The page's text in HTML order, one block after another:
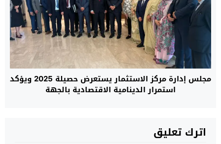
مجلس إدارة مركز الاستثمار يستعرض حصيلة 2025 ويؤكد
استمرار الدينامية الاقتصادية بالجهة
اترك تعليق